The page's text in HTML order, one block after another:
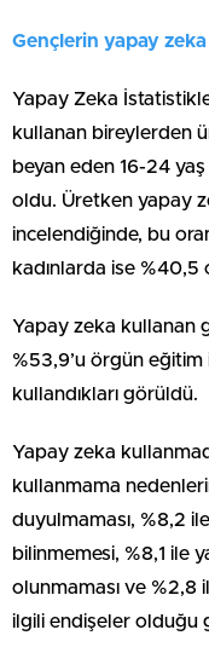
Gençlerin yapay
Yapay Zeka
kullanan bireylerden
beyan eden 16-24
oldu. Üretken yapay
incelendiğinde, bu
kadınlarda ise
Yapay zeka kullanan
%53,9’u örgün eğitim
kullandıkları görüldü.
Yapay zeka
kullanmama
duyulmaması, %8,2 ile
bilinmemesi, %8,1 ile
olunmaması ve %2,8
ilgili endişeler olduğu